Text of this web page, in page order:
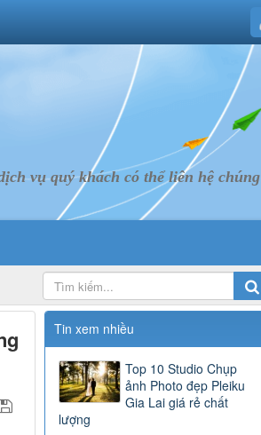
vụ quý khách có thể liên hệ chúng
Tin xem nhiều
Top 10 Studio Chụp
ảnh Photo đẹp Pleiku
Gia Lai giá rẻ chất
lượng